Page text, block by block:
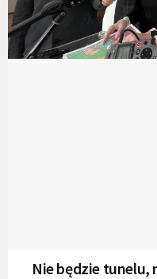
Nie będzie tunelu,